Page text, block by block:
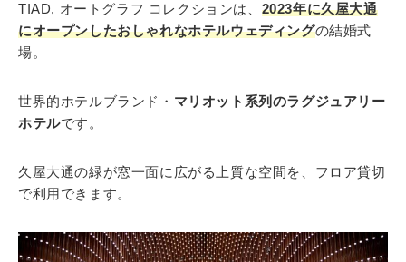
TIAD, オートグラフ コレクションは、 2023年に久屋大通
にオープンしたおしゃれなホテルウェディングの結婚式
場。
世界的ホテルブランド・ マリオット系列のラグジュアリー
ホテルです。
久屋大通の緑が窓一面に広がる上質な空間を、フロア貸切
で利用できます。